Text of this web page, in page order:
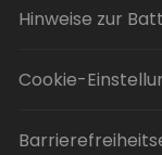
Hinweise zur
Cookie-